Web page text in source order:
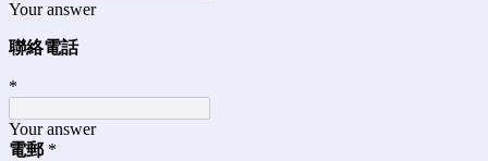
Your answer
聯絡電話
*
Your answer
電郵 *